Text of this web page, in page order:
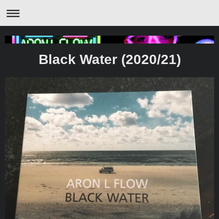
Black Water (2020/21)